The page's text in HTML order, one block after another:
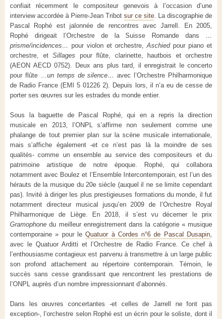
confiait récemment le compositeur genevois à l’occasion d’une
interview accordée à Pierre-Jean Tribot sur ce site . La discographie de
Pascal Rophé est jalonnée de rencontres avec Jarrell. En 2005,
Rophé dirigeait l’Orchestre de la Suisse Romande dans …
prisme/incidences… pour violon et orchestre, Aschied pour piano et
orchestre, et Sillages pour flûte, clarinette, hautbois et orchestre
(AEON AECD 0752). Deux ans plus tard, il enregistrait le concerto
pour flûte … un temps de silence…avec l’Orchestre Philharmonique
de Radio France (EMI 5 01226 2). Depuis lors, il n’a eu de cesse de
porter ses œuvres sur les estrades du monde entier.
Sous la baguette de Pascal Rophé, qui en a repris la direction
musicale en 2013, l’ONPL s’affirme non seulement comme une
phalange de tout premier plan sur la scène musicale internationale,
mais s’affiche également -et ce n’est pas là la moindre de ses
qualités- comme un ensemble au service des compositeurs et du
patrimoine artistique de notre époque. Rophé, qui collabora
notamment avec Boulez et l’Ensemble Intercontemporain, est l’un des
hérauts de la musique du 20e siècle (auquel il ne se limite cependant
pas). Invité à diriger les plus prestigieuses formations du monde, il fut
notamment directeur musical jusqu’en 2009 de l’Orchestre Royal
Philharmonique de Liège. En 2018, il s’est vu décerner le prix
Gramophonedu meilleur enregistrement dans la catégorie « musique
contemporaine » pour leQuatuor à Cordes n°6 de Pascal Dusapin
avec le Quatuor Arditti et l’Orchestre de Radio France. Ce chef à
l’enthousiasme contagieux est parvenu à transmettre à un large public
son profond attachement au répertoire contemporain. Témoin, le
succès sans cesse grandissant que rencontrent les prestations de
l’ONPL auprès d’un nombre impressionnant d’abonnés.
Dans les œuvres concertantes -et celles de Jarrell ne font pas
exception-, l’orchestre selon Rophé est un écrin pour le soliste, dont il